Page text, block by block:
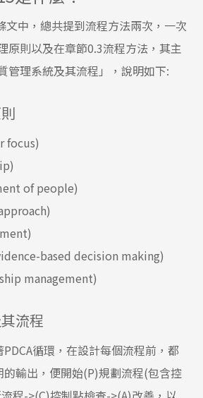
文中，總共提到流程方法兩次，一次
原則以及在章節0.3流程方法，其主
管理系統及其流程」，說明如下:
focus)
of people)
based decision making)
management)
流程
循環，在設計每個流程前，都
輸出，便開始(P)規劃流程(包含控